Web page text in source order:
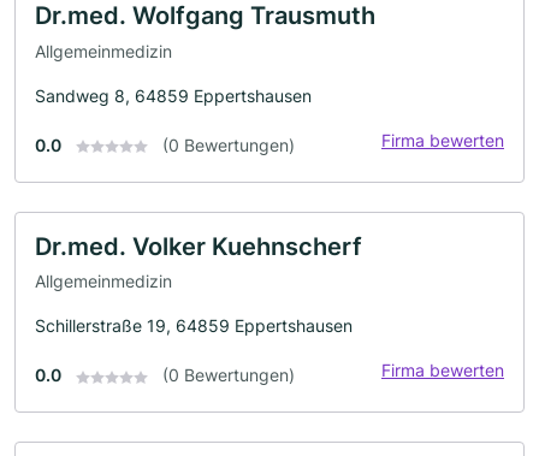
Dr.med. Wolfgang Trausmuth
Allgemeinmedizin
Sandweg 8, 64859 Eppertshausen
0.0 (0 Bewertungen) Firma bewerten
Dr.med. Volker Kuehnscherf
Allgemeinmedizin
Schillerstraße 19, 64859 Eppertshausen
0.0 (0 Bewertungen) Firma bewerten